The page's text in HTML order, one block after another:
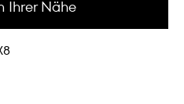
Ihrer Nähe